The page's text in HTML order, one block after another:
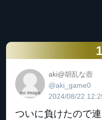
aki@胡乱な壺
@aki_game0
2024/08/22
ついに負けたので